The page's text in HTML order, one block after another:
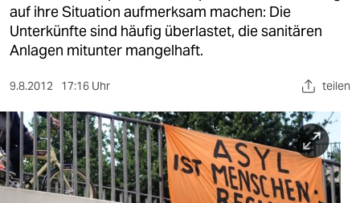
öko
gesellschaft
kultur
sport
berlin
nord
auf ihre Situation aufmerksam machen: Die
Unterkünfte sind häufig überlastet, die sanitären
Anlagen mitunter mangelhaft.
9.8.2012 17:16 Uhr teilen